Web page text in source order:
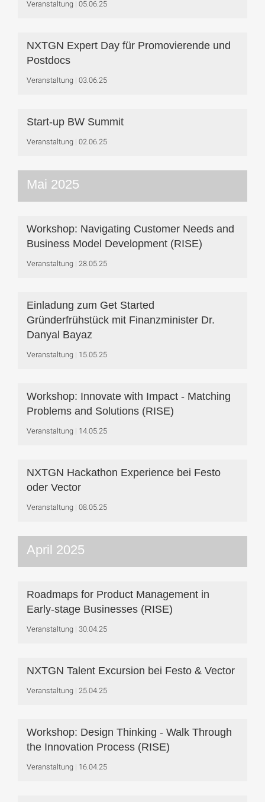
Veranstaltung 05.06.25
NXTGN Expert Day für Promovierende und
Postdocs
Veranstaltung 03.06.25
Start-up BW Summit
Veranstaltung 02.06.25
Mai 2025
Workshop: Navigating Customer Needs and
Business Model Development (RISE)
Veranstaltung 28.05.25
Einladung zum Get Started
Gründerfrühstück mit Finanzminister Dr.
Danyal Bayaz
Veranstaltung 15.05.25
Workshop: Innovate with Impact - Matching
Problems and Solutions (RISE)
Veranstaltung 14.05.25
NXTGN Hackathon Experience bei Festo
oder Vector
Veranstaltung 08.05.25
April 2025
Roadmaps for Product Management in
Early-stage Businesses (RISE)
Veranstaltung 30.04.25
NXTGN Talent Excursion bei Festo & Vector
Veranstaltung 25.04.25
Workshop: Design Thinking - Walk Through
the Innovation Process (RISE)
Veranstaltung 16.04.25